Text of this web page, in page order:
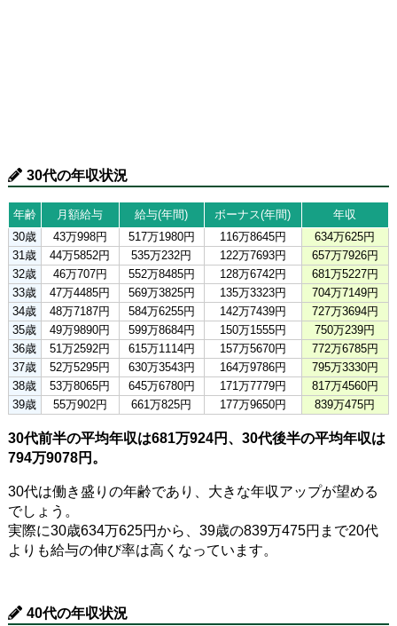
30代の年収状況
年齢 月額給与 給与(年間) ボーナス(年間)
年収
30歳
43万998円 517万1980円 116万8645円
634万625円
31歳
44万5852円 535万232円 122万7693円
657万7926円
32歳
46万707円 552万8485円 128万6742円
681万5227円
33歳
47万4485円 569万3825円 135万3323円
704万7149円
34歳
48万7187円 584万6255円 142万7439円
727万3694円
35歳
49万9890円 599万8684円 150万1555円
750万239円
36歳
51万2592円 615万1114円 157万5670円
772万6785円
37歳
52万5295円 630万3543円 164万9786円
795万3330円
38歳
53万8065円 645万6780円 171万7779円
817万4560円
39歳
55万902円 661万825円 177万9650円 839万475円
30代前半の平均年収は681万924円、30代後半の平均年収は
794万9078円。
30代は働き盛りの年齢であり、大きな年収アップが望める
でしょう。
実際に30歳634万625円から、39歳の839万475円まで20代
よりも給与の伸び率は高くなっています。
40代の年収状況